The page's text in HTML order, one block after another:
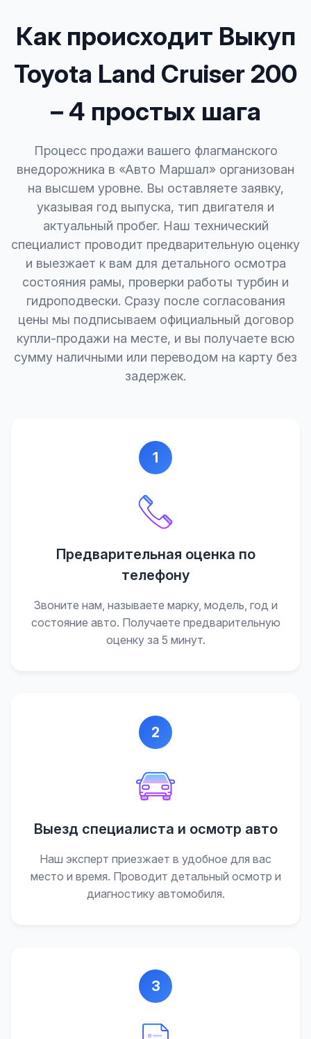
Как происходит Выкуп
Toyota Land Cruiser 200
– 4 простых шага
Процесс продажи вашего флагманского
внедорожника в «Авто Маршал» организован
на высшем уровне. Вы оставляете заявку,
указывая год выпуска, тип двигателя и
актуальный пробег. Наш технический
специалист проводит предварительную оценку
и выезжает к вам для детального осмотра
состояния рамы, проверки работы турбин и
гидроподвески. Сразу после согласования
цены мы подписываем официальный договор
купли-продажи на месте, и вы получаете всю
сумму наличными или переводом на карту без
задержек.
1
Предварительная оценка по
телефону
Звоните нам, называете марку, модель, год и
состояние авто. Получаете предварительную
оценку за 5 минут.
2
Выезд специалиста и осмотр авто
Наш эксперт приезжает в удобное для вас
место и время. Проводит детальный осмотр и
диагностику автомобиля.
3